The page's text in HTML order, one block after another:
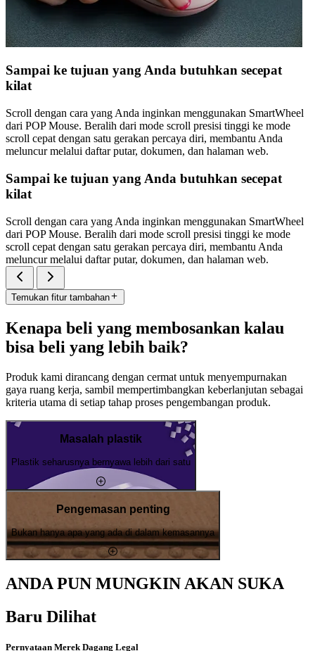
Sampai ke tujuan yang Anda butuhkan secepat
kilat
Scroll dengan cara yang Anda inginkan menggunakan SmartWheel
dari POP Mouse. Beralih dari mode scroll presisi tinggi ke mode
scroll cepat dengan satu gerakan percaya diri, membantu Anda
meluncur melalui daftar putar, dokumen, dan halaman web.
Sampai ke tujuan yang Anda butuhkan secepat
kilat
Scroll dengan cara yang Anda inginkan menggunakan SmartWheel
dari POP Mouse. Beralih dari mode scroll presisi tinggi ke mode
scroll cepat dengan satu gerakan percaya diri, membantu Anda
meluncur melalui daftar putar, dokumen, dan halaman web.
Temukan fitur tambahan
Kenapa beli yang membosankan kalau
bisa beli yang lebih baik?
Produk kami dirancang dengan cermat untuk menyempurnakan
gaya ruang kerja, sambil mempertimbangkan keberlanjutan sebagai
kriteria utama di setiap tahap proses pengembangan produk.
Masalah plastik
Plastik seharusnya bernyawa lebih dari satu
Pengemasan penting
Bukan hanya apa yang ada di dalam kemasannya
ANDA PUN MUNGKIN AKAN SUKA
Baru Dilihat
Pernyataan Merek Dagang Legal